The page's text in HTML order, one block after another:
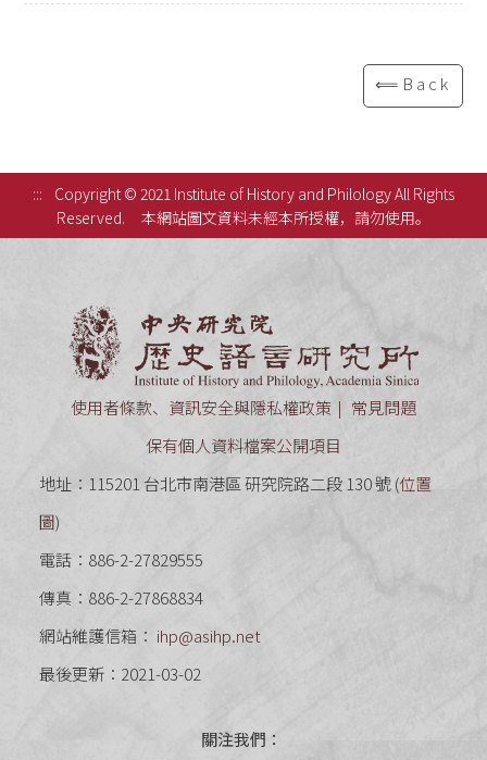
⟸Back
:::
Copyright © 2021 Institute of History and Philology All Rights
Reserved.
本網站圖文資料未經本所授權，請勿使用。
使用者條款、資訊安全與隱私權政策
常見問題
保有個人資料檔案公開項目
地址：115201 台北市南港區 研究院路二段 130 號 (位置
圖)
電話：886-2-27829555
傳真：886-2-27868834
網站維護信箱： ihp@asihp.net
最後更新：2021-03-02
關注我們：